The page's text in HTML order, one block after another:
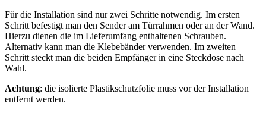
Für die Installation sind nur zwei Schritte notwendig. Im ersten
Schritt befestigt man den Sender am Türrahmen oder an der Wand.
Hierzu dienen die im Lieferumfang enthaltenen Schrauben.
Alternativ kann man die Klebebänder verwenden. Im zweiten
Schritt steckt man die beiden Empfänger in eine Steckdose nach
Wahl.
Achtung: die isolierte Plastikschutzfolie muss vor der Installation
entfernt werden.